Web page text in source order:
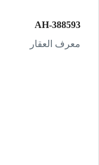
AH-388593
معرف العقار